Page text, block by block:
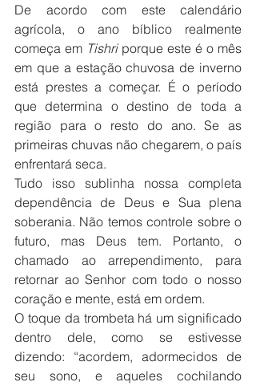
De acordo com este calendário
agrícola, o ano bíblico realmente
começa em Tishri porque este é o mês
em que a estação chuvosa de inverno
está prestes a começar. É o período
que determina o destino de toda a
região para o resto do ano. Se as
primeiras chuvas não chegarem, o país
enfrentará seca.
Tudo isso sublinha nossa completa
dependência de Deus e Sua plena
soberania. Não temos controle sobre o
futuro, mas Deus tem. Portanto, o
chamado ao arrependimento, para
retornar ao Senhor com todo o nosso
coração e mente, está em ordem.
O toque da trombeta há um significado
dentro dele, como se estivesse
dizendo: “acordem, adormecidos de
seu sono, e aqueles cochilando